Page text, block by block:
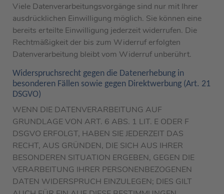
Viele Datenverarbeitungsvorgänge sind nur mit Ihrer
ausdrücklichen Einwilligung möglich. Sie können eine
bereits erteilte Einwilligung jederzeit widerrufen. Die
Rechtmäßigkeit der bis zum Widerruf erfolgten
Datenverarbeitung bleibt vom Widerruf unberührt.
Widerspruchsrecht gegen die Datenerhebung in
besonderen Fällen sowie gegen Direktwerbung (Art. 21
DSGVO)
WENN DIE DATENVERARBEITUNG AUF
GRUNDLAGE VON ART. 6 ABS. 1 LIT. E ODER F
DSGVO ERFOLGT, HABEN SIE JEDERZEIT DAS
RECHT, AUS GRÜNDEN, DIE SICH AUS IHRER
BESONDEREN SITUATION ERGEBEN, GEGEN DIE
VERARBEITUNG IHRER PERSONENBEZOGENEN
DATEN WIDERSPRUCH EINZULEGEN; DIES GILT